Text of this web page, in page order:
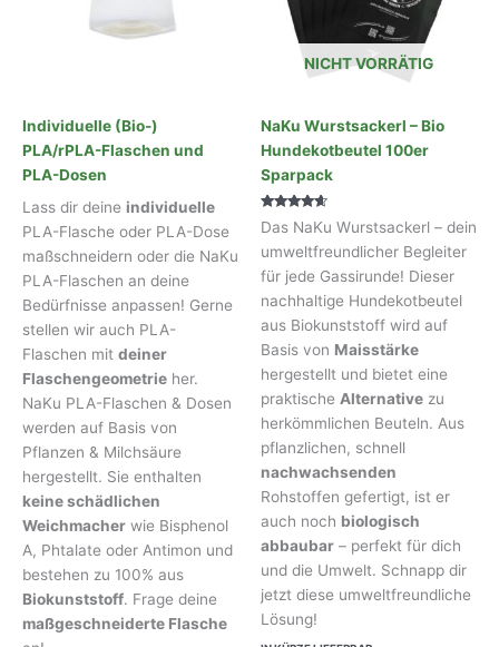
Individuelle (Bio-)
PLA/rPLA-Flaschen und
PLA-Dosen
Lass dir deine individuelle
PLA-Flasche oder PLA-Dose
maßschneidern oder die NaKu
PLA-Flaschen an deine
Bedürfnisse anpassen! Gerne
stellen wir auch PLA-
Flaschen mit deiner
Flaschengeometrie her.
NaKu PLA-Flaschen & Dosen
werden auf Basis von
Pflanzen & Milchsäure
hergestellt. Sie enthalten
keine schädlichen
Weichmacher wie Bisphenol
A, Phtalate oder Antimon und
bestehen zu 100% aus
Biokunststoff. Frage deine
maßgeschneiderte Flasche
NICHT VORRÄTIG
NaKu Wurstsackerl – Bio
Hundekotbeutel 100er
Sparpack
Bewertet
mit
von 5
Das NaKu Wurstsackerl – dein
umweltfreundlicher Begleiter
für jede Gassirunde! Dieser
nachhaltige Hundekotbeutel
aus Biokunststoff wird auf
Basis von Maisstärke
hergestellt und bietet eine
praktische Alternative zu
herkömmlichen Beuteln. Aus
pflanzlichen, schnell
nachwachsenden
Rohstoffen gefertigt, ist er
auch noch biologisch
abbaubar – perfekt für dich
und die Umwelt. Schnapp dir
jetzt diese umweltfreundliche
Lösung!